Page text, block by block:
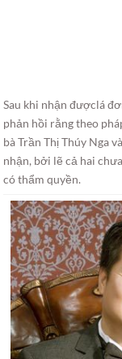
Sau khi nhận đượclá
phản hồi rằng theo
bà Trần Thị Thúy Nga
nhận, bởi lẽ cả hai
có thẩm quyền.